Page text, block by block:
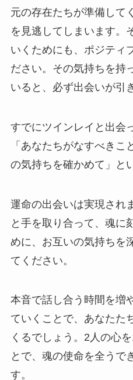
元の存在たちが準備して
を見逃してしまいます。
いくためにも、ポジティ
ださい。その気持ちを持
いると、必ず出会いが引
すでにツインレイと出会
「あなたちがなすべきこ
の気持ちを確かめて」と
運命の出会いは実現され
と手を取り合って、魂に
めに、お互いの気持ちを
てください。
本音で話し合う時間を増
ていくことで、あなたた
くるでしょう。2人の心
とで、魂の使命を全うで
す。